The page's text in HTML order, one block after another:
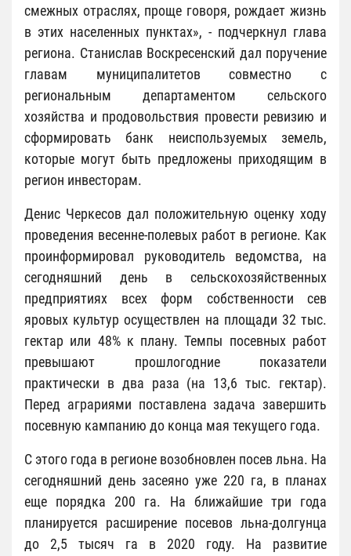
смежных отраслях, проще говоря, рождает жизнь
в этих населенных пунктах», - подчеркнул глава
региона. Станислав Воскресенский дал поручение
главам муниципалитетов совместно с
региональным департаментом сельского
хозяйства и продовольствия провести ревизию и
сформировать банк неиспользуемых земель,
которые могут быть предложены приходящим в
регион инвесторам.
Денис Черкесов дал положительную оценку ходу
проведения весенне-полевых работ в регионе. Как
проинформировал руководитель ведомства, на
сегодняшний день в сельскохозяйственных
предприятиях всех форм собственности сев
яровых культур осуществлен на площади 32 тыс.
гектар или 48% к плану. Темпы посевных работ
превышают прошлогодние показатели
практически в два раза (на 13,6 тыс. гектар).
Перед аграриями поставлена задача завершить
посевную кампанию до конца мая текущего года.
С этого года в регионе возобновлен посев льна. На
сегодняшний день засеяно уже 220 га, в планах
еще порядка 200 га. На ближайшие три года
планируется расширение посевов льна-долгунца
до 2,5 тысяч га в 2020 году. На развитие